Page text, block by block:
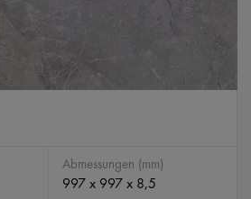
Abmessungen (mm)
997 x 997 x 8,5